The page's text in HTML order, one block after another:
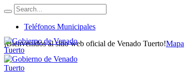
Teléfonos Municipales
¡Bienvenidos al sitio web oficial de Venado Tuerto!Mapa